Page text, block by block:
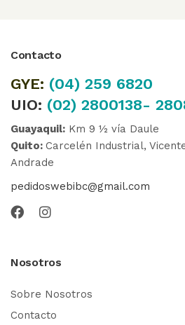
Contacto
GYE: (04) 259 6820
UIO: (02) 2800138-
Guayaquil: Km 9 ½ vía Daule
Quito: Carcelén Industrial,
Andrade
pedidoswebibc@gmail.com
Nosotros
Sobre Nosotros
Contacto